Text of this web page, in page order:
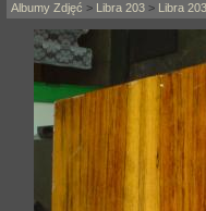
Albumy Zdjęć > Libra 203 > Libra 203